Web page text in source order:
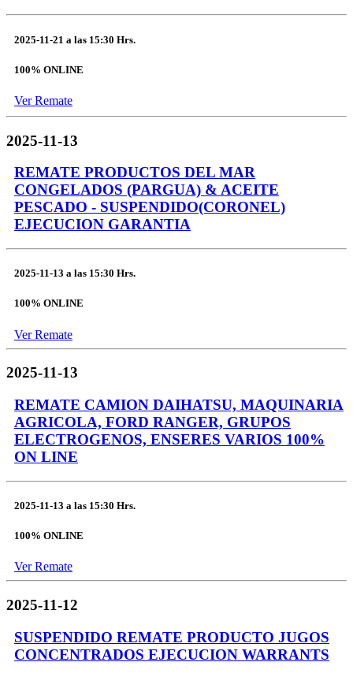
2025-11-21 a las 15:30 Hrs.
100% ONLINE
Ver Remate
2025-11-13
REMATE PRODUCTOS DEL MAR
CONGELADOS (PARGUA) & ACEITE
PESCADO - SUSPENDIDO(CORONEL)
EJECUCION GARANTIA
2025-11-13 a las 15:30 Hrs.
100% ONLINE
Ver Remate
2025-11-13
REMATE CAMION DAIHATSU, MAQUINARIA
AGRICOLA, FORD RANGER, GRUPOS
ELECTROGENOS, ENSERES VARIOS 100%
ON LINE
2025-11-13 a las 15:30 Hrs.
100% ONLINE
Ver Remate
2025-11-12
SUSPENDIDO REMATE PRODUCTO JUGOS
CONCENTRADOS EJECUCION WARRANTS